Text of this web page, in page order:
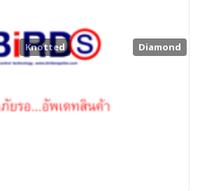
Diamond
Knotted